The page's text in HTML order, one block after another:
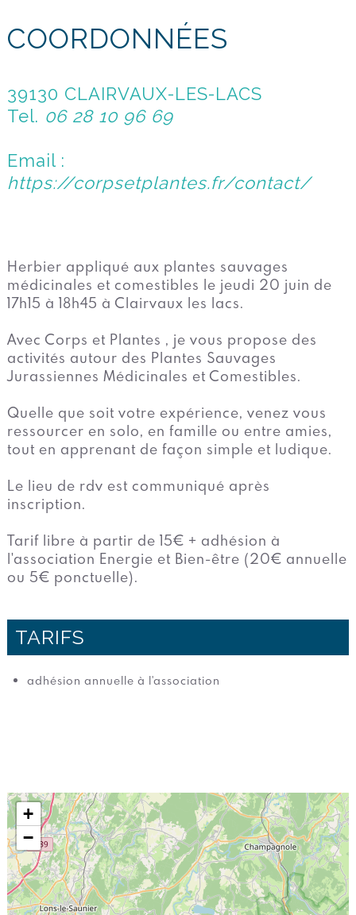
COORDONNÉES
39130 CLAIRVAUX-LES-LACS
Tel. 06 28 10 96 69
Email :
https://corpsetplantes.fr/contact/
Herbier appliqué aux plantes sauvages
médicinales et comestibles le jeudi 20 juin de
17h15 à 18h45 à Clairvaux les lacs.
Avec Corps et Plantes , je vous propose des
activités autour des Plantes Sauvages
Jurassiennes Médicinales et Comestibles.
Quelle que soit votre expérience, venez vous
ressourcer en solo, en famille ou entre amies,
tout en apprenant de façon simple et ludique.
Le lieu de rdv est communiqué après
inscription.
Tarif libre à partir de 15€ + adhésion à
l'association Energie et Bien-être (20€ annuelle
ou 5€ ponctuelle).
TARIFS
adhésion annuelle à l'association
+
−